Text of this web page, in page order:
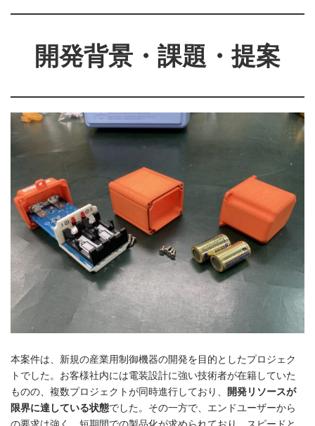
開発背景・課題・提案
本案件は、新規の産業用制御機器の開発を目的としたプロジェク
トでした。お客様社内には電装設計に強い技術者が在籍していた
ものの、複数プロジェクトが同時進行しており、 開発リソースが
限界に達している状態でした。その一方で、エンドユーザーから
の要求は強く、短期間での製品化が求められており、スピードと